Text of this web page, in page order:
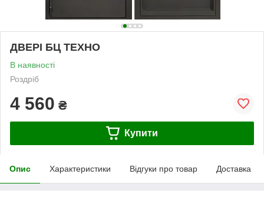
ДВЕРІ БЦ ТЕХНО
В наявності
Роздріб
4 560 ₴
Купити
Опис Характеристики Відгуки про товар Доставка